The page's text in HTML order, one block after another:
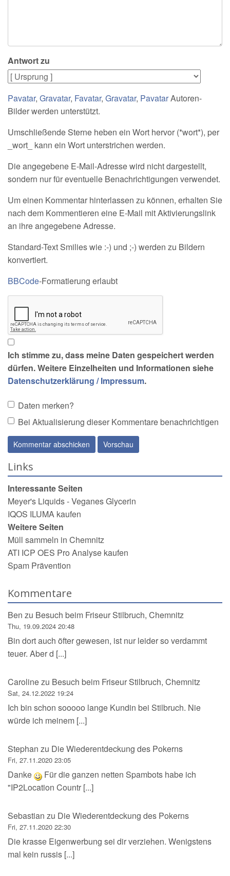
Antwort zu
Pavatar, Gravatar, Favatar, Gravatar, PavatarAutoren-
Bilder werden unterstützt.
Umschließende Sterne heben ein Wort hervor (*wort*), per
_wort_ kann ein Wort unterstrichen werden.
Die angegebene E-Mail-Adresse wird nicht dargestellt,
sondern nur für eventuelle Benachrichtigungen verwendet.
Um einen Kommentar hinterlassen zu können, erhalten Sie
nach dem Kommentieren eine E-Mail mit Aktivierungslink
an ihre angegebene Adresse.
Standard-Text Smilies wie :-) und ;-) werden zu Bildern
konvertiert.
BBCode-Formatierung erlaubt
Ich stimme zu, dass meine Daten gespeichert werden
dürfen. Weitere Einzelheiten und Informationen siehe
Datenschutzerklärung / Impressum.
Daten merken?
Bei Aktualisierung dieser Kommentare benachrichtigen
Links
Interessante Seiten
Meyer's Liquids - Veganes Glycerin
IQOS ILUMA kaufen
Weitere Seiten
Müll sammeln in Chemnitz
ATI ICP OES Pro Analyse kaufen
Spam Prävention
Kommentare
Ben zu Besuch beim Friseur Stilbruch, Chemnitz
Thu, 19.09.2024 20:48
Bin dort auch öfter gewesen, ist nur leider so verdammt
teuer. Aber d [...]
Carolinezu Besuch beim Friseur Stilbruch, Chemnitz
Sat, 24.12.2022 19:24
Ich bin schon sooooo lange Kundin bei Stilbruch. Nie
würde ich meinem [...]
Stephan zu Die Wiederentdeckung des Pokerns
Fri, 27.11.2020 23:05
Danke
Für die ganzen netten Spambots habe ich
"IP2Location Countr [...]
Sebastian zu Die Wiederentdeckung des Pokerns
Fri, 27.11.2020 22:30
Die krasse Eigenwerbung sei dir verziehen. Wenigstens
mal kein russis [...]